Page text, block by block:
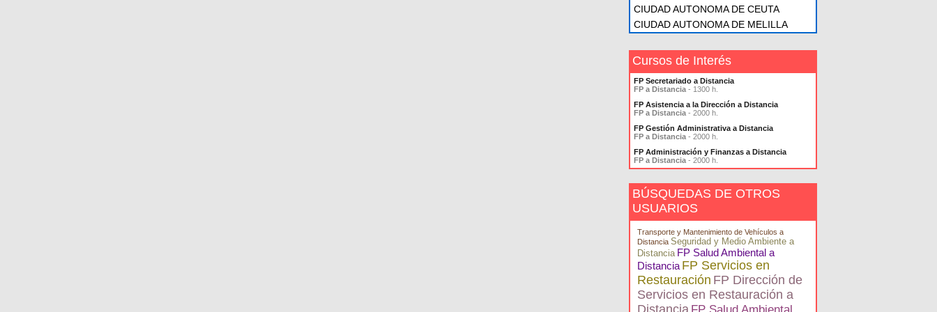
CIUDAD AUTONOMA DE CEUTA
CIUDAD AUTONOMA DE MELILLA
Cursos de Interés
FP Secretariado a Distancia
FP a Distancia - 1300 h.
FP Asistencia a la Dirección a Distancia
FP a Distancia - 2000 h.
FP Gestión Administrativa a Distancia
FP a Distancia - 2000 h.
FP Administración y Finanzas a Distancia
FP a Distancia - 2000 h.
BÚSQUEDAS DE OTROS
USUARIOS
Transporte y Mantenimiento de Vehículos a
Distancia Seguridad y Medio Ambiente a
Distancia FP Salud Ambiental a
Distancia FP Servicios en
Restauración FP Dirección de
Servicios en Restauración a
Distancia